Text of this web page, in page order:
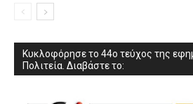
Κυκλοφόρησε το 44ο τεύχος της
Πολιτεία. Διαβάστε το: